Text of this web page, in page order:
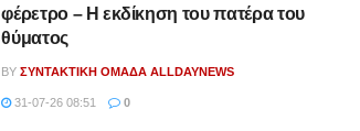
φέρετρο – Η εκδίκηση του πατέρα του
θύματος
BY ΣΥΝΤΑΚΤΙΚΉ ΟΜΆΔΑ ALLDAYNEWS
31-07-26 08:51 0